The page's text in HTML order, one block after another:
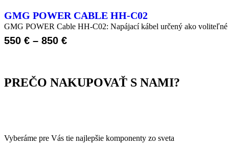
GMG POWER CABLE HH-C02
GMG POWER Cable HH-C02: Napájací kábel určený ako
550 € – 850 €
PREČO NAKUPOVAŤ S NAMI?
Vyberáme pre Vás tie najlepšie komponenty zo sveta